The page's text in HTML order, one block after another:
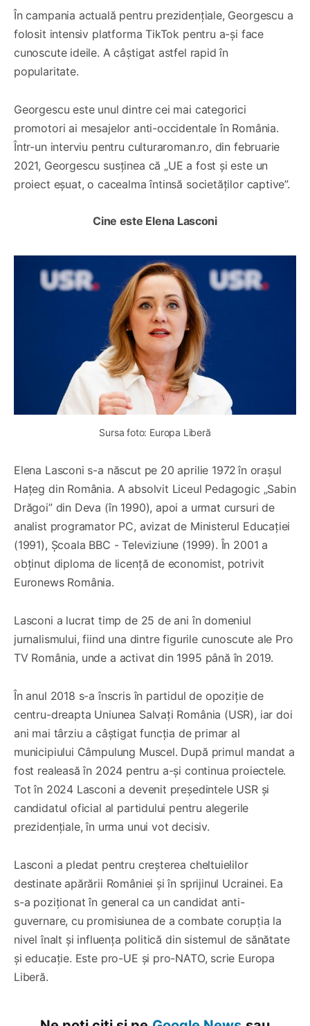
În campania actuală pentru prezidențiale, Georgescu a
folosit intensiv platforma TikTok pentru a-și face
cunoscute ideile. A câștigat astfel rapid în
popularitate.
Georgescu este unul dintre cei mai categorici
promotori ai mesajelor anti-occidentale în România.
Într-un interviu pentru culturaroman.ro, din februarie
2021, Georgescu susținea că „UE a fost și este un
proiect eșuat, o cacealma întinsă societăților captive”.
Cine este Elena Lasconi
Sursa foto: Europa Liberă
Elena Lasconi s-a născut pe 20 aprilie 1972 în orașul
Hațeg din România. A absolvit Liceul Pedagogic „Sabin
Drăgoi” din Deva (în 1990), apoi a urmat cursuri de
analist programator PC, avizat de Ministerul Educației
(1991), Școala BBC - Televiziune (1999). În 2001 a
obținut diploma de licență de economist, potrivit
Euronews România.
Lasconi a lucrat timp de 25 de ani în domeniul
jurnalismului, fiind una dintre figurile cunoscute ale Pro
TV România, unde a activat din 1995 până în 2019.
În anul 2018 s-a înscris în partidul de opoziție de
centru-dreapta Uniunea Salvați România (USR), iar doi
ani mai târziu a câștigat funcția de primar al
municipiului Câmpulung Muscel. După primul mandat a
fost realeasă în 2024 pentru a-și continua proiectele.
Tot în 2024 Lasconi a devenit președintele USR și
candidatul oficial al partidului pentru alegerile
prezidențiale, în urma unui vot decisiv.
Lasconi a pledat pentru creșterea cheltuielilor
destinate apărării României și în sprijinul Ucrainei. Ea
s-a poziționat în general ca un candidat anti-
guvernare, cu promisiunea de a combate corupția la
nivel înalt și influența politică din sistemul de sănătate
și educație. Este pro-UE și pro-NATO, scrie Europa
Liberă.